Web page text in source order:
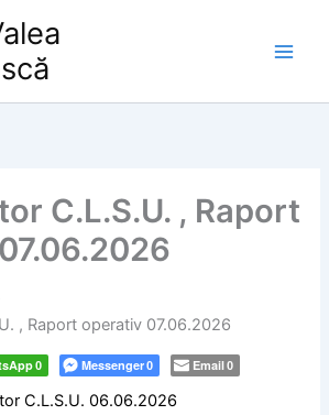
C.L.S.U. , Raport
, Raport operativ 07.06.2026
0 Messenger 0 Email 0
C.L.S.U. 06.06.2026